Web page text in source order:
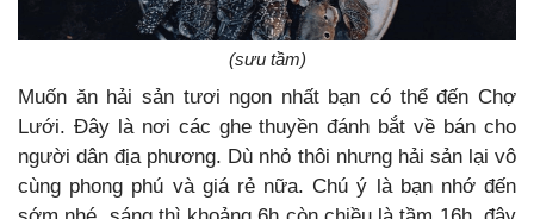
(sưu tầm)
Muốn ăn hải sản tươi ngon nhất bạn có thể đến Chợ
Lưới. Đây là nơi các ghe thuyền đánh bắt về bán cho
người dân địa phương. Dù nhỏ thôi nhưng hải sản lại vô
cùng phong phú và giá rẻ nữa. Chú ý là bạn nhớ đến